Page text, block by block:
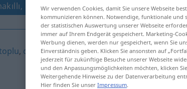
esaslı terbiyeli, namuslu
, düzgün
Haushalt
Wir verwenden Cookies, damit Sie unsere Webseite
kommunizieren können. Notwendige, funktionale und
der statistischen Auswertung unserer Webseite
immer auf Ihrem Endgerät gespeichert. Marketing-
Werbung dienen, werden nur gespeichert, wenn Sie
Einverständnis geben. Klicken Sie ansonsten auf
jederzeit für zukünftige Besuche unserer Webseite
und den Anpassungsmöglichkeiten möchten, klicken
Weitergehende Hinweise zu der Datenverarbeitung
Hier finden Sie unser Impressum.